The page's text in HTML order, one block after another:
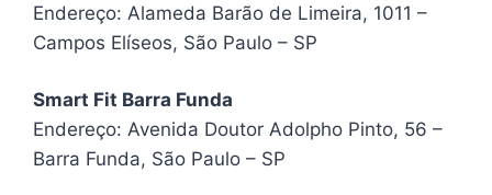
Endereço: Alameda Barão de Limeira, 1011 –
Campos Elíseos, São Paulo – SP
Smart Fit Barra Funda
Endereço: Avenida Doutor Adolpho Pinto, 56 –
Barra Funda, São Paulo – SP